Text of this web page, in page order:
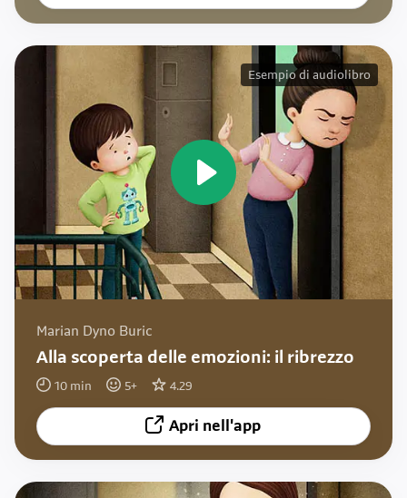
Esempio di audiolibro
Marian Dyno Buric
Alla scoperta delle emozioni: il ribrezzo
10 min 5+ 4.29
Apri nell'app